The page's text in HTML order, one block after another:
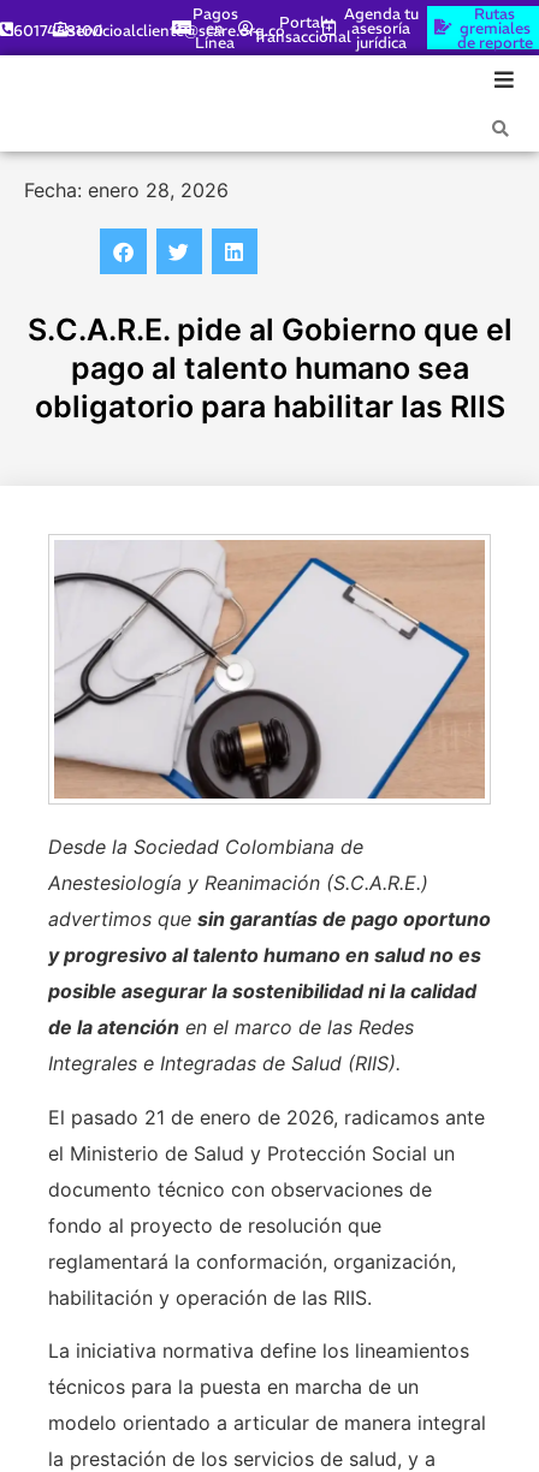
6017448100servicioalcliente@scare.org.co
Pagos
en
Línea
Portal
Transaccional
Agenda tu
asesoría
jurídica
Rutas
gremiales
de reporte
Fecha: enero 28, 2026
S.C.A.R.E. pide al Gobierno que el
pago al talento humano sea
obligatorio para habilitar las RIIS
Desde la Sociedad Colombiana de
Anestesiología y Reanimación (S.C.A.R.E.)
advertimos que sin garantías de pago oportuno
y progresivo al talento humano en salud no es
posible asegurar la sostenibilidad ni la calidad
de la atención en el marco de las Redes
Integrales e Integradas de Salud (RIIS).
El pasado 21 de enero de 2026, radicamos ante
el Ministerio de Salud y Protección Social un
documento técnico con observaciones de
fondo al proyecto de resolución que
reglamentará la conformación, organización,
habilitación y operación de las RIIS.
La iniciativa normativa define los lineamientos
técnicos para la puesta en marcha de un
modelo orientado a articular de manera integral
la prestación de los servicios de salud, y a